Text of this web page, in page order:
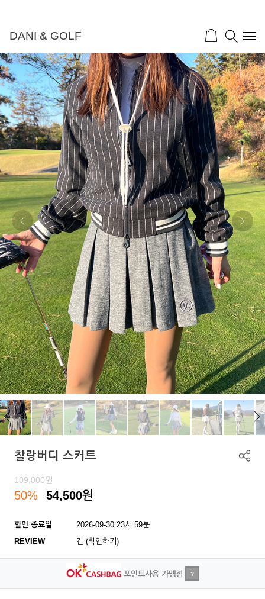
DANI & GOLF
찰랑버디 스커트
109,000원
50% 54,500원
할인 종료일
2026-09-30 23시 59분
REVIEW
건 (확인하기)
포인트사용 가맹점 ?